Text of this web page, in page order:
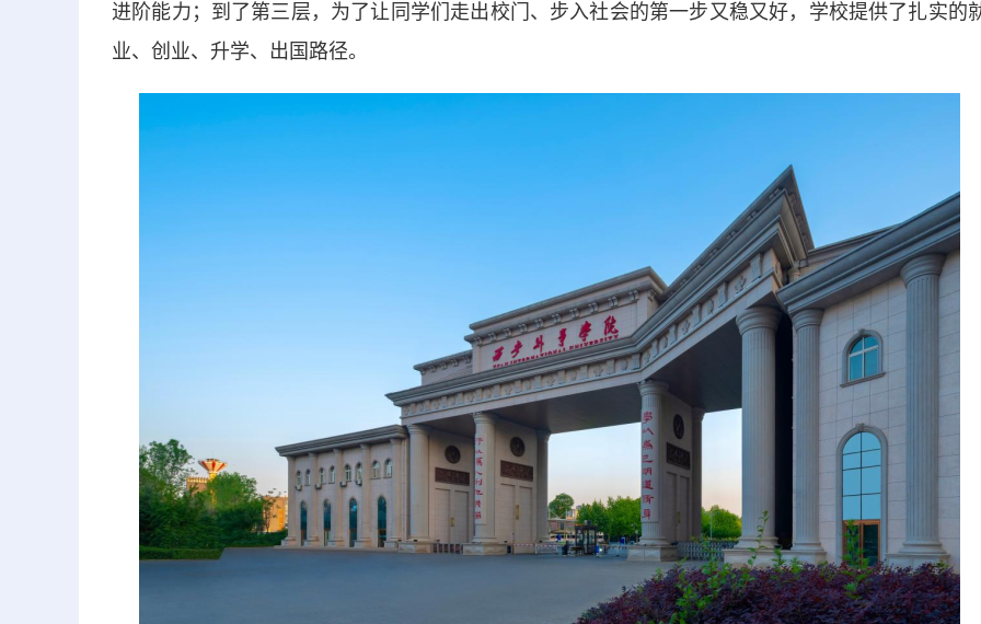
进阶能力；到了第三层，为了让同学们走出校门、步入社会的第一步又稳又好，学校提供了扎实的
业、创业、升学、出国路径。